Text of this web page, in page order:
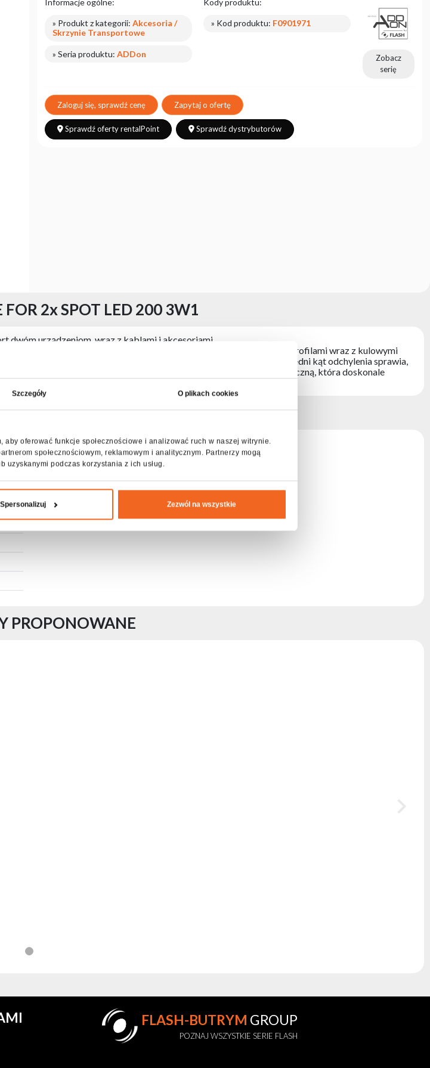
Szczegóły O plikach cookies
oferować funkcje społecznościowe i analizować ruch w naszej witrynie.
społecznościowym, reklamowym i analitycznym. Partnerzy mogą
uzyskanymi podczas korzystania z ich usług.
Spersonalizuj Zezwól na wszystkie
» Produkt z kategorii: Akcesoria /
Skrzynie Transportowe
» Seria produktu: ADDon
» Kod produktu: F0901971
Zobacz
serię
Zaloguj się, sprawdź cenę Zapytaj o ofertę
Sprawdź oferty rentalPoint Sprawdź dystrybutorów
2x SPOT LED 200 3W1
dwóm urządzeniom, wraz z kablami i akcesoriami.
jej przenoszenie, a całość została wzmocniona aluminiowymi profilami wraz z kulowymi
ostrych krawędzi. Otwierane jest jednostronnie, a odpowiedni kąt odchylenia sprawia,
rzeczy. Środek z przegrodami, wyściełany jest miękką pianka techniczną, która doskonale
2x SPOT LED 200 3W1
PROPONOWANE
FLASH-BUTRYM GROUP
POZNAJ WSZYSTKIE SERIE FLASH